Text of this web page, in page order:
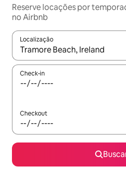
Reserve locações por
no Airbnb
Localização
Quando os resultados
Check-in
Checkout